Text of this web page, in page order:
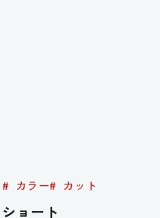
カラー カット
ショート